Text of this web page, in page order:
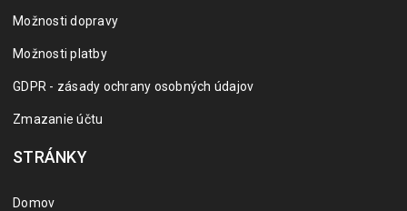
Možnosti dopravy
Možnosti platby
GDPR - zásady ochrany osobných údajov
Zmazanie účtu
STRÁNKY
Domov